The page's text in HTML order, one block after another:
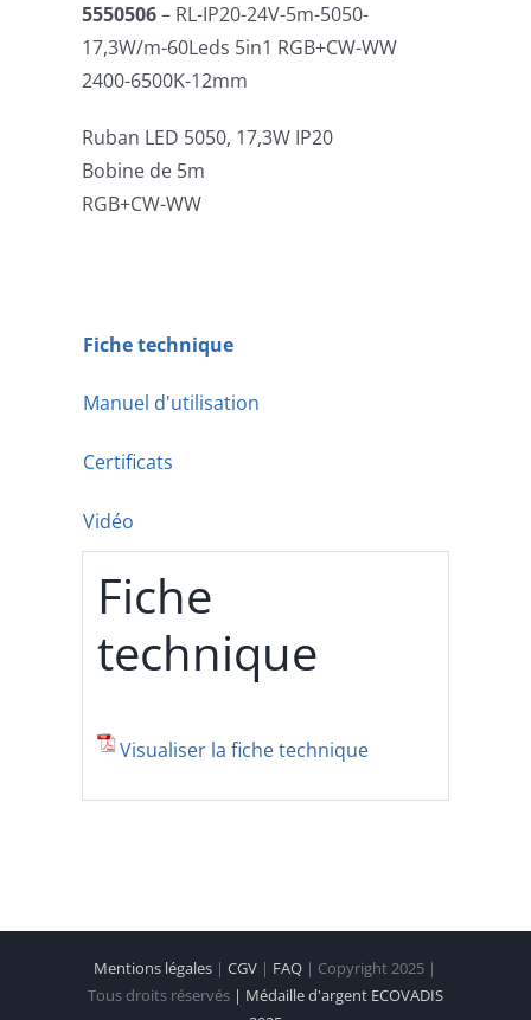
5550506– RL-IP20-24V-5m-5050-
17,3W/m-60Leds 5in1 RGB+CW-WW
2400-6500K-12mm
Ruban LED 5050, 17,3W IP20
Bobine de 5m
RGB+CW-WW
Fiche technique
Manuel d'utilisation
Certificats
Vidéo
Fiche
technique
Visualiser la fiche technique
Mentions légales |CGV | FAQ | Copyright 2025 |
Tous droits réservés | Médaille d'argent ECOVADIS